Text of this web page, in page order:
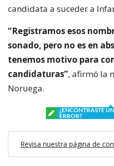
candidata a suceder a
“Registramos esos
sonado, pero no es en
tenemos motivo para
candidaturas”, afirmó la
Noruega.
¿ENCONTRASTE UN
ERROR?
Revisa nuestra página de